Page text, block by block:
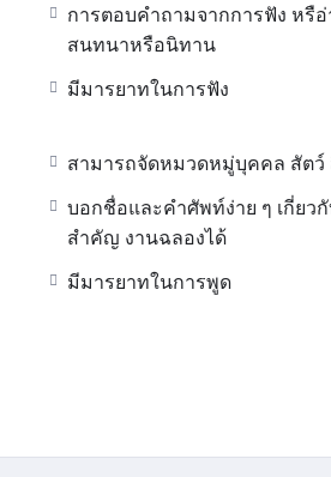
การตอบคำถามจากการฟัง หรื
สนทนาหรือนิทาน
มีมารยาทในการฟัง
สามารถจัดหมวดหมู่บุคคล สัตว์
บอกชื่อและคำศัพท์ง่าย ๆ เกี่ยว
สำคัญ งานฉลองได้
มีมารยาทในการพูด